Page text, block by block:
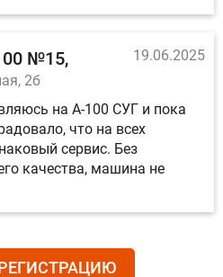
№15
2б
19.06.2025
на А-100 СУГ и пока
что на всех
сервис. Без
качества, машина не